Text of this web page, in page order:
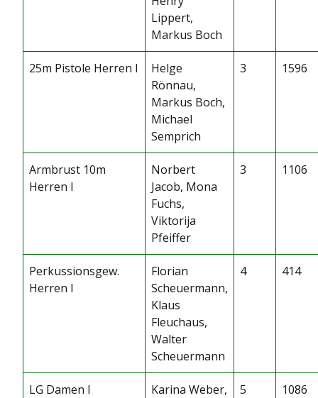
Lippert,
Markus Boch
25m Pistole Herren I
Helge
Rönnau,
Markus Boch,
Michael
Semprich
3 1596
Armbrust 10m
Herren I
Norbert
Jacob, Mona
Fuchs,
Viktorija
Pfeiffer
3 1106
Perkussionsgew.
Herren I
Florian
Scheuermann,
Klaus
Fleuchaus,
Walter
Scheuermann
4 414
LG Damen I
Karina Weber,
5 1086